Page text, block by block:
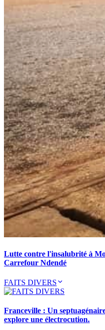
Lutte contre l'insalubrité à
Carrefour Ndendé
FAITS DIVERS
Franceville : Un
explore une électrocution.